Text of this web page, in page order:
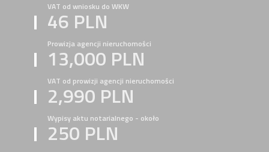
VAT od wniosku do WKW
46 PLN
Prowizja agencji nieruchomości
13,000 PLN
VAT od prowizji agencji nieruchomości
2,990 PLN
Wypisy aktu notarialnego - około
250 PLN